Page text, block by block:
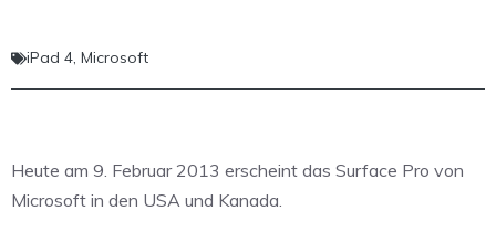
iPad 4, Microsoft
Heute am 9. Februar 2013 erscheint das Surface Pro von
Microsoft in den USA und Kanada.